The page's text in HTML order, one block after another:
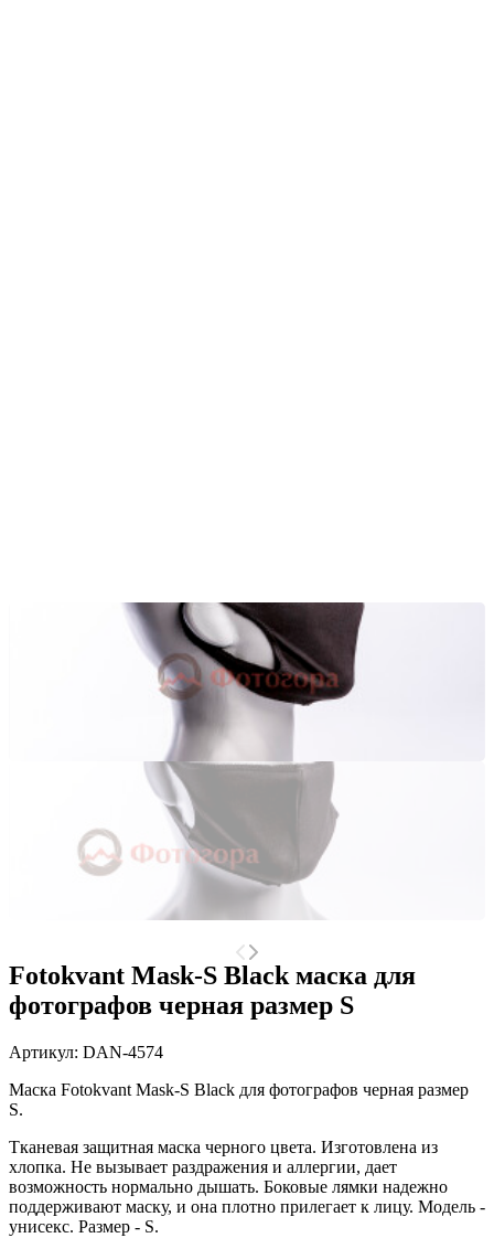
Fotokvant Mask-S Black маска для
фотографов черная размер S
Артикул: DAN-4574
Маска Fotokvant Mask-S Black для фотографов черная размер
S.
Тканевая защитная маска черного цвета. Изготовлена из
хлопка. Не вызывает раздражения и аллергии, дает
возможность нормально дышать. Боковые лямки надежно
поддерживают маску, и она плотно прилегает к лицу. Модель -
унисекс. Размер - S.